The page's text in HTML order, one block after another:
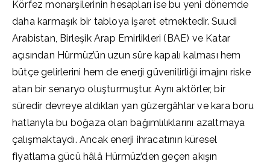
Körfez monarşilerinin hesapları ise bu yeni dönemde
daha karmaşık bir tabloya işaret etmektedir. Suudi
Arabistan, Birleşik Arap Emirlikleri (BAE) ve Katar
açısından Hürmüz’ün uzun süre kapalı kalması hem
bütçe gelirlerini hem de enerji güvenilirliği imajını riske
atan bir senaryo oluşturmuştur. Aynı aktörler, bir
süredir devreye aldıkları yan güzergâhlar ve kara boru
hatlarıyla bu boğaza olan bağımlılıklarını azaltmaya
çalışmaktaydı. Ancak enerji ihracatının küresel
fiyatlama gücü hâlâ Hürmüz’den geçen akışın